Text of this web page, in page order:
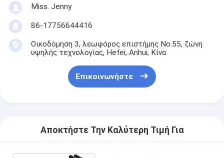
Miss. Jenny
86-17756644416
Οικοδόμηση 3, λεωφόρος επιστήμης No.55, ζώνη
υψηλής τεχνολογίας, Hefei, Anhui, Κίνα
Επικοινωνήστε
Αποκτήστε Την Καλύτερη Τιμή Για